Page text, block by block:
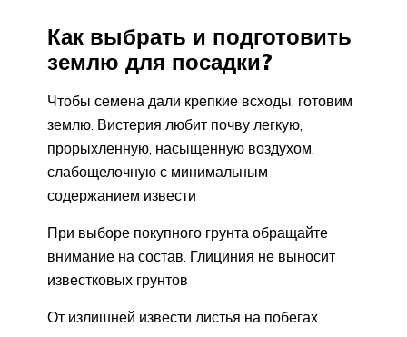
Как выбрать и подготовить
землю для посадки?
Чтобы семена дали крепкие всходы, готовим
землю. Вистерия любит почву легкую,
прорыхленную, насыщенную воздухом,
слабощелочную с минимальным
содержанием извести
При выборе покупного грунта обращайте
внимание на состав. Глициния не выносит
известковых грунтов
От излишней извести листья на побегах